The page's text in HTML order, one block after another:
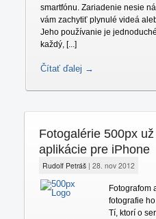
smartfónu. Zariadenie nesie
vám zachytiť plynulé videá
Jeho používanie je
každý, [...]
Čítať ďalej →
Fotogalérie 500px
aplikácie pre iPhone
Rudolf Petráš| 28. nov 2012
Fotografom
fotografie
Tí, ktorí o